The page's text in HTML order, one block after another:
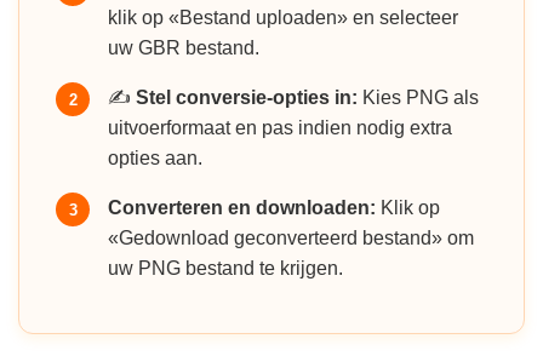
klik op «Bestand uploaden» en selecteer
uw GBR bestand.
2 ✍️ Stel conversie-opties in: Kies PNG als
uitvoerformaat en pas indien nodig extra
opties aan.
3 Converteren en downloaden: Klik op
«Gedownload geconverteerd bestand» om
uw PNG bestand te krijgen.